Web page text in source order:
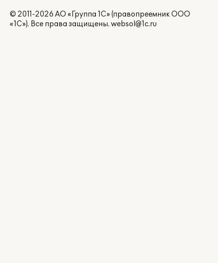
© 2011-2026 АО «Группа 1С» (правопреемник ООО
«1С»). Все права защищены. websol@1c.ru